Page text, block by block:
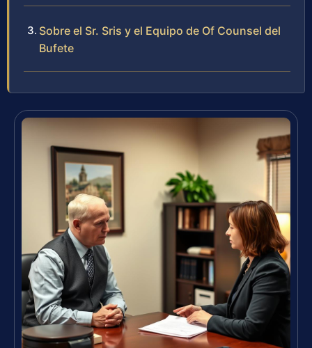
Sobre el Sr. Sris y el Equipo de Of Counsel del
Bufete